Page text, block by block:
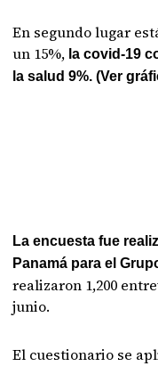
En segundo lugar
un 15%, la covid-19
la salud 9%. (Ver
La encuesta fue
Panamá para el
realizaron 1,200
junio.
El cuestionario se